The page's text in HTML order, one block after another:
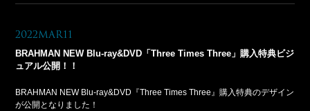
2022Mar11
BRAHMAN NEW Blu-ray&DVD「Three Times Three」購入特典ビジ
ュアル公開！！
BRAHMAN NEW Blu-ray&DVD『Three Times Three』購入特典のデザイン
が公開となりました！